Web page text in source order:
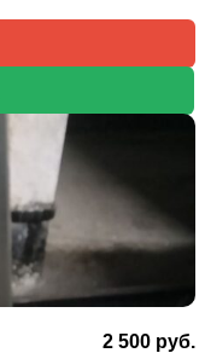
2 500 руб.